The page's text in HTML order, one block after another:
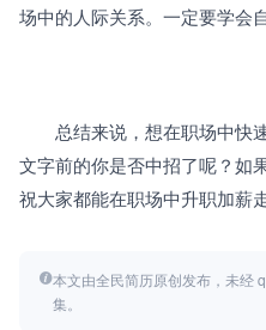
场中的人际关系。一定要学会
总结来说，想在职场中快速
文字前的你是否中招了呢？如
祝大家都能在职场中升职加薪
本文由全民简历原创发布，未经
集。